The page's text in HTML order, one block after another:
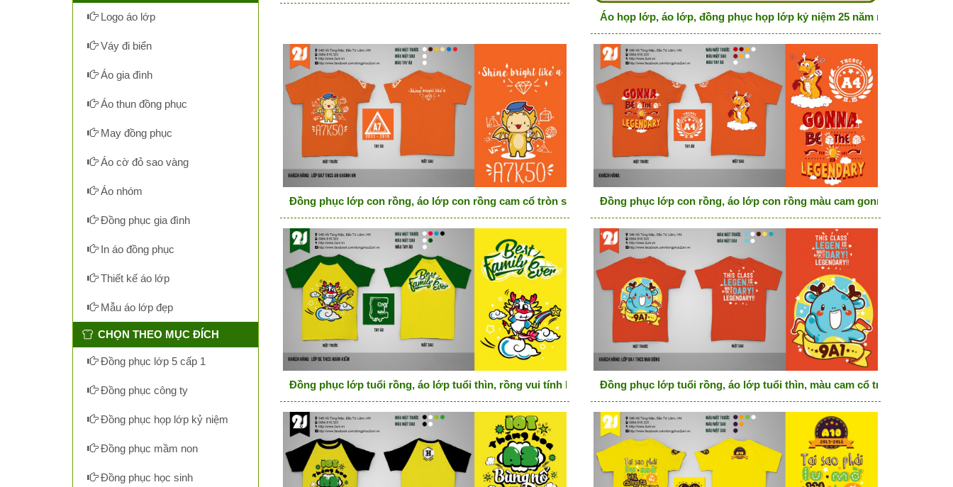
Áo họp lớp, áo lớp, đồng phục họp lớp kỷ niệm 25 năm ngày trở về
Đồng phục lớp con rồng, áo lớp con rồng cam cổ tròn shine bright like a diamonĐồng phục lớp con rồng, áo lớp con rồng màu cam gonna be the
Đồng phục lớp tuổi rồng, áo lớp tuổi thìn, rồng vui tính Best family everĐồng phục lớp tuổi rồng, áo lớp tuổi thìn, màu cam cổ tròn rồng chibi
Logo áo lớp
Váy đi biển
Áo gia đình
Áo thun đồng phục
May đồng phục
Áo cờ đỏ sao vàng
Áo nhóm
Đồng phục gia đình
In áo đồng phục
Thiết kế áo lớp
Mẫu áo lớp đẹp
CHỌN THEO MỤC ĐÍCH
Đồng phục lớp 5 cấp 1
Đồng phục công ty
Đồng phục họp lớp kỷ niệm
Đồng phục mầm non
Đồng phục học sinh